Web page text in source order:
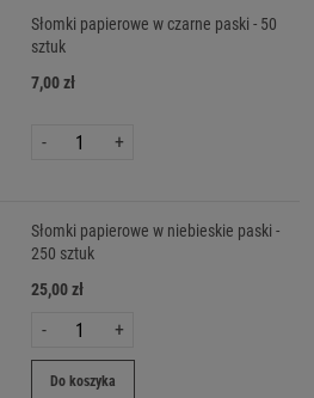
Słomki papierowe w czarne paski - 50
sztuk
7,00 zł
- +
Słomki papierowe w niebieskie paski -
250 sztuk
25,00 zł
- +
Do koszyka